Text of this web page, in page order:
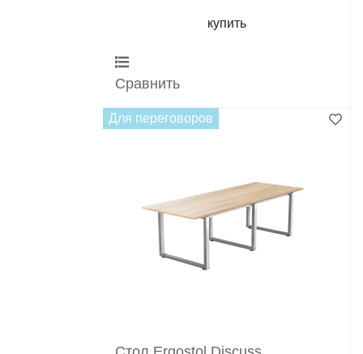
купить
Сравнить
Для переговоров